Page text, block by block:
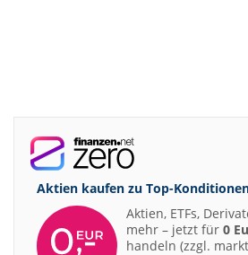
Aktien kaufen zu Top-
Aktien, ETFs,
mehr – jetzt für 0
handeln (zzgl.